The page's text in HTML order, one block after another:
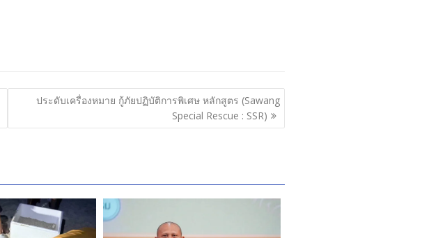
ประดับเครื่องหมาย กู้ภัยปฏิบัติการพิเศษ หลักสูตร (Sawang
Special Rescue : SSR)